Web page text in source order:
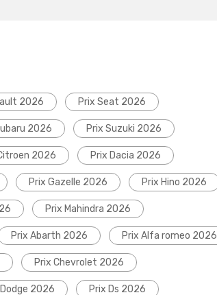
2026 Prix Seat 2026
2026 Prix Suzuki 2026
2026 Prix Dacia 2026
Prix Gazelle 2026 Prix Hino 2026
Prix Mahindra 2026
Prix Abarth 2026 Prix Alfa romeo 2026
Prix Chevrolet 2026
2026 Prix Ds 2026